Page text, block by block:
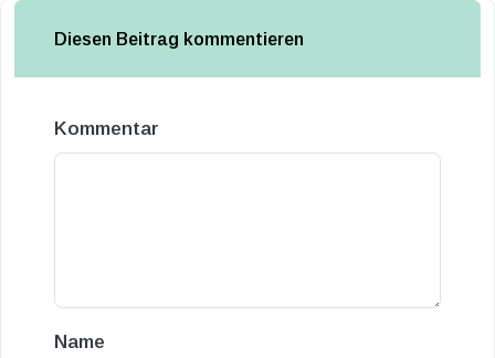
Diesen Beitrag kommentieren
Kommentar
Name